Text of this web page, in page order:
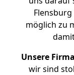
möglich zu
Unsere
wir sind